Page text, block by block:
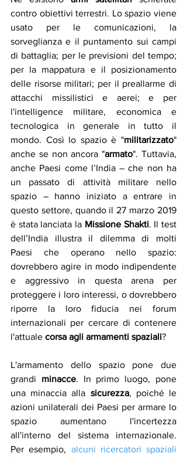
contro obiettivi terrestri. Lo spazio viene
usato per le comunicazioni, la
sorveglianza e il puntamento sui campi
di battaglia; per le previsioni del tempo;
per la mappatura e il posizionamento
delle risorse militari; per il preallarme di
attacchi missilistici e aerei; e per
l'intelligence militare, economica e
tecnologica in generale in tutto il
mondo. Così lo spazio è "militarizzato"
anche se non ancora "armato". Tuttavia,
anche Paesi come l’India – che non ha
un passato di attività militare nello
spazio – hanno iniziato a entrare in
questo settore, quando il 27 marzo 2019
è stata lanciata la Missione Shakti. Il test
dell’India illustra il dilemma di molti
Paesi che operano nello spazio:
dovrebbero agire in modo indipendente
e aggressivo in questa arena per
proteggere i loro interessi, o dovrebbero
riporre la loro fiducia nei forum
internazionali per cercare di contenere
l'attuale corsa agli armamenti spaziali?
L'armamento dello spazio pone due
grandi minacce. In primo luogo, pone
una minaccia alla sicurezza, poiché le
azioni unilaterali dei Paesi per armare lo
spazio aumentano l'incertezza
all'interno del sistema internazionale.
Per esempio, alcuni ricercatori spaziali